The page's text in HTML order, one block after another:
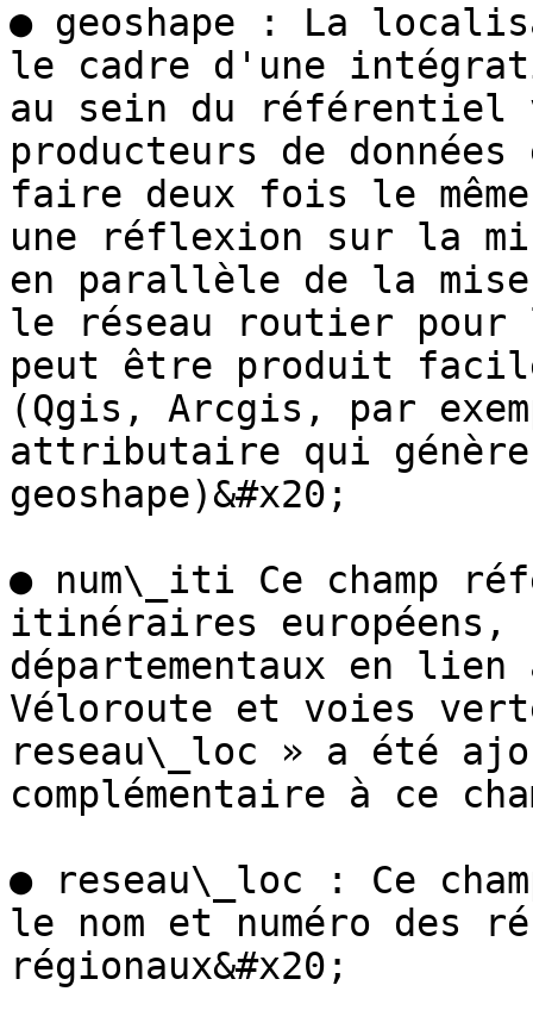
● geoshape : La
le cadre d'une
au sein du
producteurs de
faire deux fois le
une réflexion sur la
en parallèle de la mise
le réseau routier pour
peut être produit
(Qgis, Arcgis, par
attributaire qui génère
geoshape)&#x20;
● num\_iti Ce champ
itinéraires européens,
départementaux en
Véloroute et voies
reseau\_loc » a été
complémentaire à ce
● reseau\_loc : Ce
le nom et numéro des
régionaux&#x20;